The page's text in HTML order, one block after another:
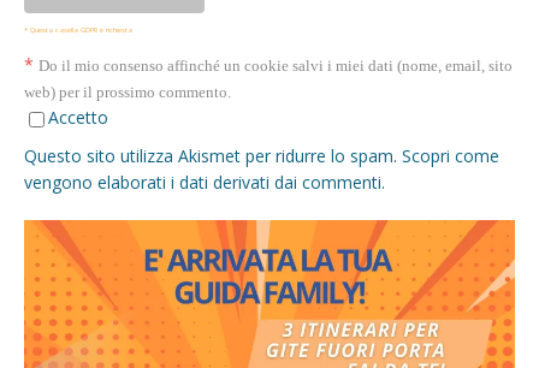
* Questa casella GDPR è richiesta
* Do il mio consenso affinché un cookie salvi i miei dati (nome, email, sito
web) per il prossimo commento.
Accetto
Questo sito utilizza Akismet per ridurre lo spam. Scopri come
vengono elaborati i dati derivati dai commenti.